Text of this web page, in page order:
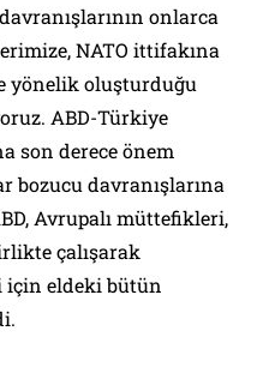
onlarca
NATO ittifakına
yönelik oluşturduğu
ABD-Türkiye
son derece önem
bozucu davranışlarına
Avrupalı müttefikleri,
çalışarak
için eldeki bütün